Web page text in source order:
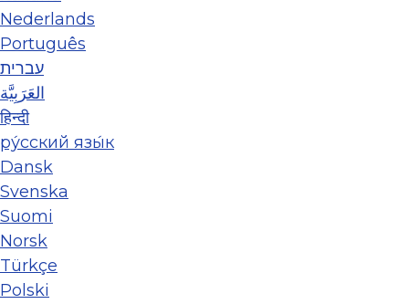
Nederlands
Português
עברית
العَرَبِيَّة
हिन्दी
ру́сский язы́к
Dansk
Svenska
Suomi
Norsk
Türkçe
Polski